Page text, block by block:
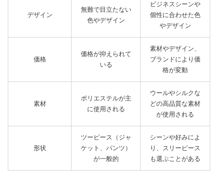
デザイン
無難で目立たない
色やデザイン
ビジネスシーンや
個性に合わせた色
やデザイン
価格
価格が抑えられて
いる
素材やデザイン、
ブランドにより価
格が変動
素材
ポリエステルが主
に使用される
ウールやシルクな
どの高品質な素材
が使用される
形状
ツーピース（ジャ
ケット、パンツ）
が一般的
シーンや好みによ
り、スリーピース
も選ぶことがある